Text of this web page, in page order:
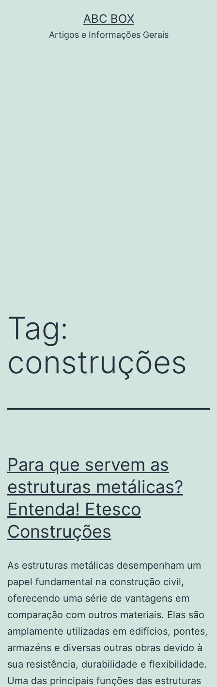
ABC BOX
Artigos e Informações Gerais
Tag:
construções
Para que servem as
estruturas metálicas?
Entenda! Etesco
Construções
As estruturas metálicas desempenham um
papel fundamental na construção civil,
oferecendo uma série de vantagens em
comparação com outros materiais. Elas são
amplamente utilizadas em edifícios, pontes,
armazéns e diversas outras obras devido à
sua resistência, durabilidade e flexibilidade.
Uma das principais funções das estruturas